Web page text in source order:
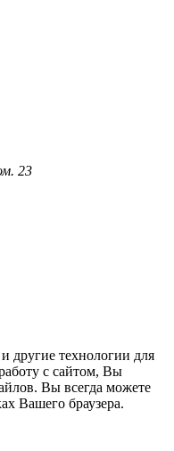
23
другие технологии для
с сайтом, Вы
Вы всегда можете
Вашего браузера.